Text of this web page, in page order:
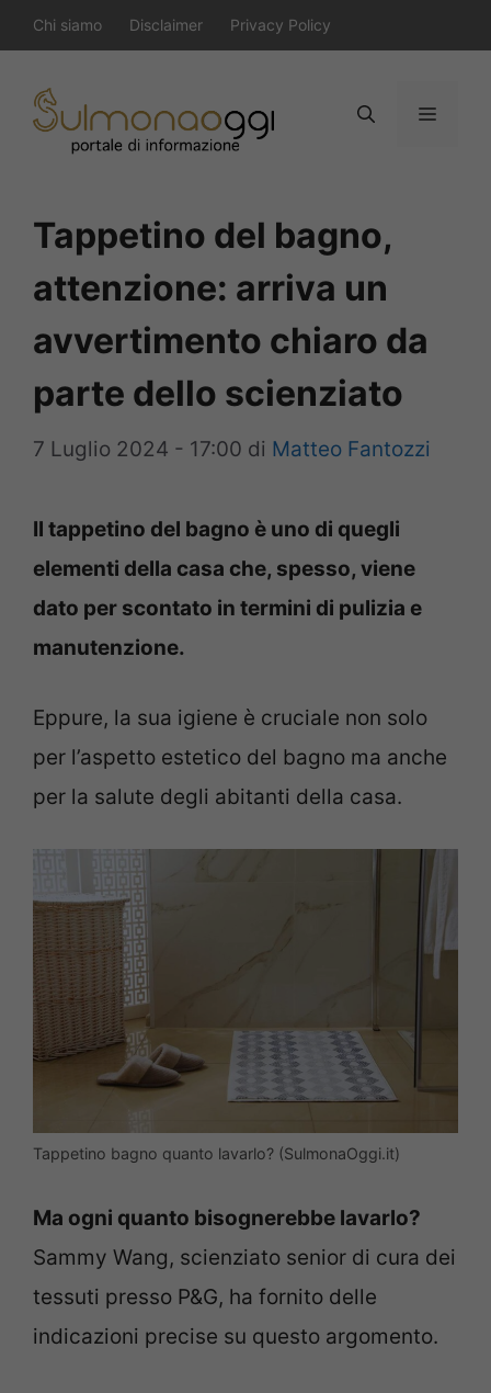
al
contenuto
Chi siamo Disclaimer Privacy Policy
Menu
Tappetino del bagno,
attenzione: arriva un
avvertimento chiaro da
parte dello scienziato
7 Luglio 2024 - 17:00 di Matteo Fantozzi
Il tappetino del bagno è uno di quegli
elementi della casa che, spesso, viene
dato per scontato in termini di pulizia e
manutenzione.
Eppure, la sua igiene è cruciale non solo
per l’aspetto estetico del bagno ma anche
per la salute degli abitanti della casa.
Tappetino bagno quanto lavarlo? (SulmonaOggi.it)
Ma ogni quanto bisognerebbe lavarlo?
Sammy Wang, scienziato senior di cura dei
tessuti presso P&G, ha fornito delle
indicazioni precise su questo argomento.